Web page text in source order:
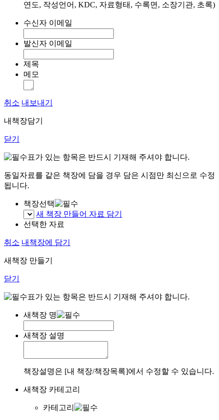
연도, 작성언어, KDC, 자료형태, 수록면, 소장기관, 초록)
수신자 이메일
발신자 이메일
제목
메모
취소 내보내기
내책장담기
닫기
표가 있는 항목은 반드시 기재해 주셔야 합니다.
동일자료를 같은 책장에 담을 경우 담은 시점만 최신으로 수정
됩니다.
책장선택
새 책장 만들어 자료 담기
선택한 자료
취소 내책장에 담기
새책장 만들기
닫기
표가 있는 항목은 반드시 기재해 주셔야 합니다.
새책장 명
새책장 설명
책장설명은 [내 책장/책장목록]에서 수정할 수 있습니다.
새책장 카테고리
카테고리